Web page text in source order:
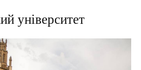
університет